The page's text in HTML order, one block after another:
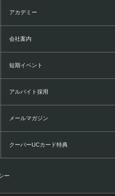
アカデミー
会社案内
短期イベント
アルバイト採用
メールマガジン
クーバーUCカード特典
ー